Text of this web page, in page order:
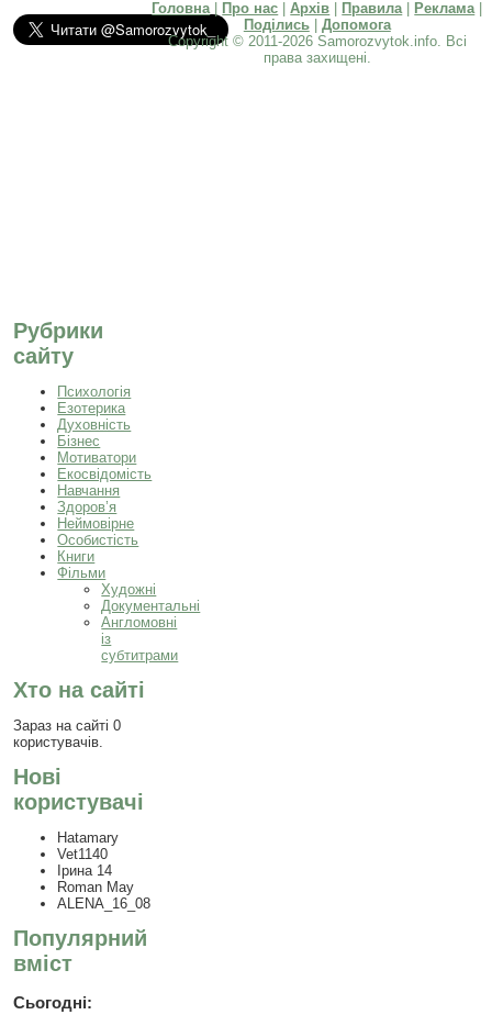
Рубрики
сайту
Психологія
Езотерика
Духовність
Бізнес
Мотиватори
Екосвідомість
Навчання
Здоров’я
Неймовірне
Особистість
Книги
Фільми
Художні
Документальні
Англомовні
із
субтитрами
Хто на сайті
Зараз на сайті 0
користувачів.
Нові
користувачі
Hatamary
Vet1140
Ірина 14
Roman May
ALENA_16_08
Популярний
вміст
Сьогодні:
Головна | Про нас |Архів | Правила | Реклама |
Поділись| Допомога
Copyright © 2011-2026 Samorozvytok.info. Всі
права захищені.